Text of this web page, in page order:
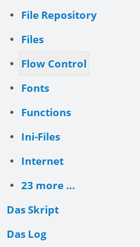
File Repository
Files
Flow Control
Fonts
Functions
Ini-Files
Internet
23 more ...
Das Skript
Das Log